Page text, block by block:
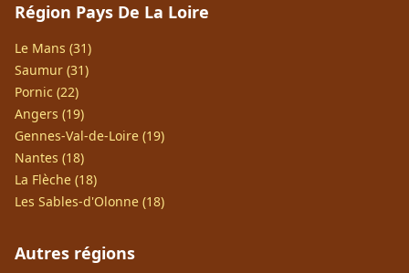
Région Pays De La Loire
Le Mans (31)
Saumur (31)
Pornic (22)
Angers (19)
Gennes-Val-de-Loire (19)
Nantes (18)
La Flèche (18)
Les Sables-d'Olonne (18)
Autres régions